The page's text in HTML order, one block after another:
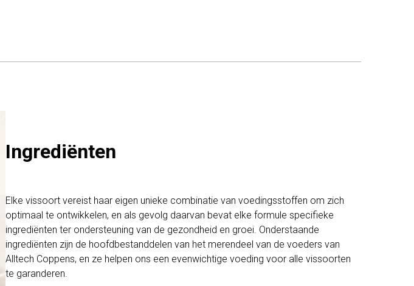
Ingrediënten
Elke vissoort vereist haar eigen unieke combinatie van voedingsstoffen om zich
optimaal te ontwikkelen, en als gevolg daarvan bevat elke formule specifieke
ingrediënten ter ondersteuning van de gezondheid en groei. Onderstaande
ingrediënten zijn de hoofdbestanddelen van het merendeel van de voeders van
Alltech Coppens, en ze helpen ons een evenwichtige voeding voor alle vissoorten
te garanderen.